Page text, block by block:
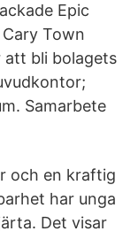
Epic
Town
att bli bolagets
Samarbete
och en kraftig
har unga
Det visar